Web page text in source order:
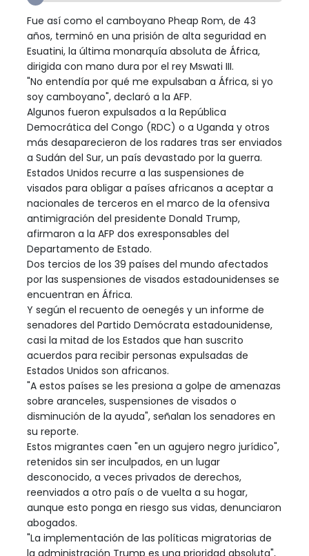
Fue así como el camboyano Pheap Rom, de 43
años, terminó en una prisión de alta seguridad en
Esuatini, la última monarquía absoluta de África,
dirigida con mano dura por el rey Mswati III.
"No entendía por qué me expulsaban a África, si yo
soy camboyano", declaró a la AFP.
Algunos fueron expulsados a la República
Democrática del Congo (RDC) o a Uganda y otros
más desaparecieron de los radares tras ser enviados
a Sudán del Sur, un país devastado por la guerra.
Estados Unidos recurre a las suspensiones de
visados para obligar a países africanos a aceptar a
nacionales de terceros en el marco de la ofensiva
antimigración del presidente Donald Trump,
afirmaron a la AFP dos exresponsables del
Departamento de Estado.
Dos tercios de los 39 países del mundo afectados
por las suspensiones de visados estadounidenses se
encuentran en África.
Y según el recuento de oenegés y un informe de
senadores del Partido Demócrata estadounidense,
casi la mitad de los Estados que han suscrito
acuerdos para recibir personas expulsadas de
Estados Unidos son africanos.
"A estos países se les presiona a golpe de amenazas
sobre aranceles, suspensiones de visados o
disminución de la ayuda", señalan los senadores en
su reporte.
Estos migrantes caen "en un agujero negro jurídico",
retenidos sin ser inculpados, en un lugar
desconocido, a veces privados de derechos,
reenviados a otro país o de vuelta a su hogar,
aunque esto ponga en riesgo sus vidas, denunciaron
abogados.
"La implementación de las políticas migratorias de
la administración Trump es una prioridad absoluta",